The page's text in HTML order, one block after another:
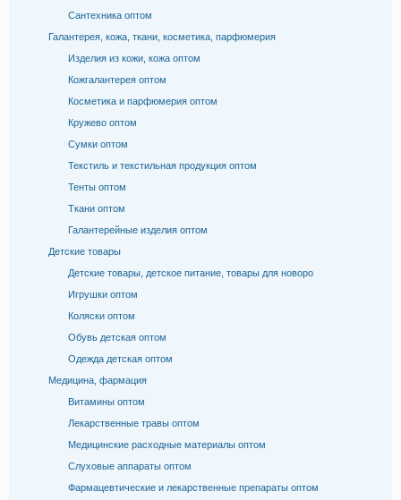
Сантехника оптом
Галантерея, кожа, ткани, косметика, парфюмерия
Изделия из кожи, кожа оптом
Кожгалантерея оптом
Косметика и парфюмерия оптом
Кружево оптом
Сумки оптом
Текстиль и текстильная продукция оптом
Тенты оптом
Ткани оптом
Галантерейные изделия оптом
Детские товары
Детские товары, детское питание, товары для новоро
Игрушки оптом
Коляски оптом
Обувь детская оптом
Одежда детская оптом
Медицина, фармация
Витамины оптом
Лекарственные травы оптом
Медицинские расходные материалы оптом
Слуховые аппараты оптом
Фармацевтические и лекарственные препараты оптом